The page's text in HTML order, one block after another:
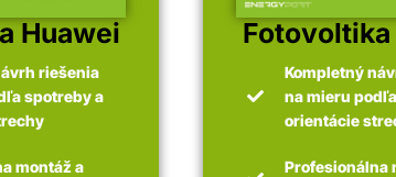
Huawei
riešenia
spotreby a
montáž a
Kompletný
na mieru
orientácie
Profesionálna